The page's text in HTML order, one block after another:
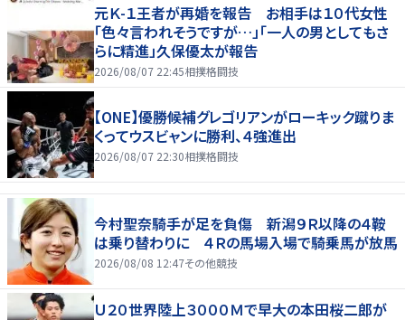
元Ｋ-１王者が再婚を報告 お相手は１０代女性
「色々言われそうですが…」「一人の男としてもさ
らに精進」久保優太が報告
2026/08/07 22:45相撲格闘技
【ONE】優勝候補グレゴリアンがローキック蹴りま
くってウスビャンに勝利、４強進出
2026/08/07 22:30相撲格闘技
今村聖奈騎手が足を負傷 新潟９Ｒ以降の４鞍
は乗り替わりに ４Ｒの馬場入場で騎乗馬が放馬
2026/08/08 12:47その他競技
Ｕ２０世界陸上３０００Ｍで早大の本田桜二郎が